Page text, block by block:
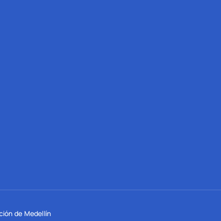
de Medellín